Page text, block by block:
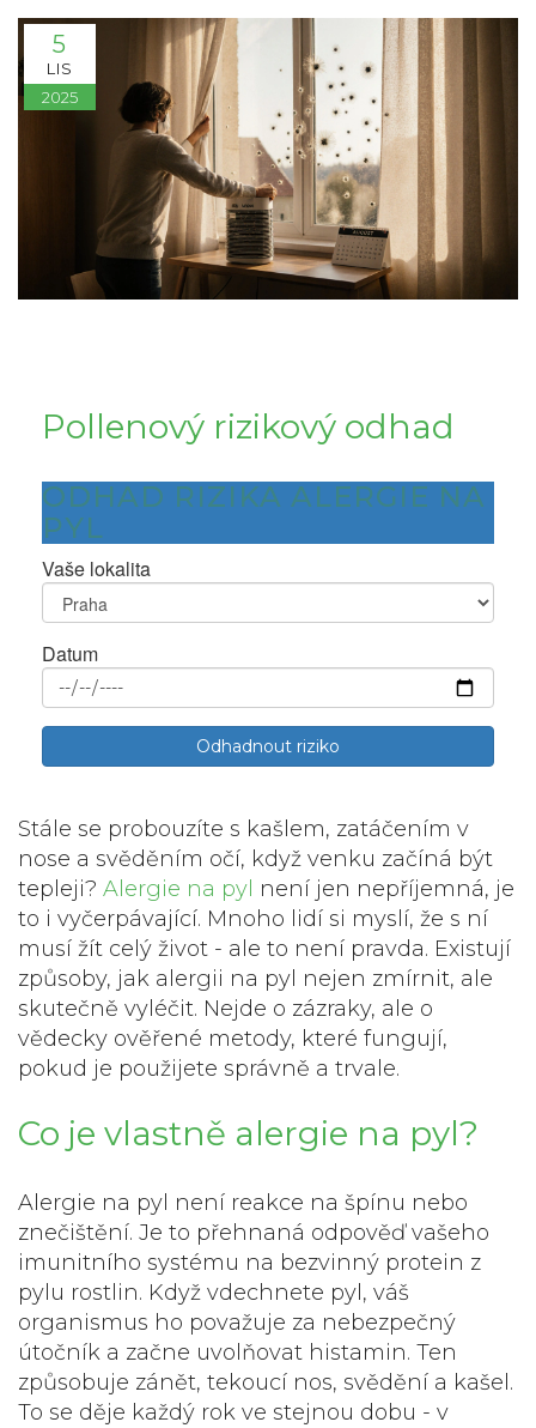
5
LIS
2025
Pollenový rizikový odhad
ODHAD RIZIKA ALERGIE NA
PYL
Vaše lokalita
Datum
Odhadnout riziko
Stále se probouzíte s kašlem, zatáčením v
nose a svěděním očí, když venku začíná být
tepleji? Alergie na pyl není jen nepříjemná, je
to i vyčerpávající. Mnoho lidí si myslí, že s ní
musí žít celý život - ale to není pravda. Existují
způsoby, jak alergii na pyl nejen zmírnit, ale
skutečně vyléčit. Nejde o zázraky, ale o
vědecky ověřené metody, které fungují,
pokud je použijete správně a trvale.
Co je vlastně alergie na pyl?
Alergie na pyl není reakce na špínu nebo
znečištění. Je to přehnaná odpověď vašeho
imunitního systému na bezvinný protein z
pylu rostlin. Když vdechnete pyl, váš
organismus ho považuje za nebezpečný
útočník a začne uvolňovat histamin. Ten
způsobuje zánět, tekoucí nos, svědění a kašel.
To se děje každý rok ve stejnou dobu - v